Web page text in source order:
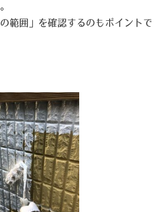
範囲」を確認するのもポイントで